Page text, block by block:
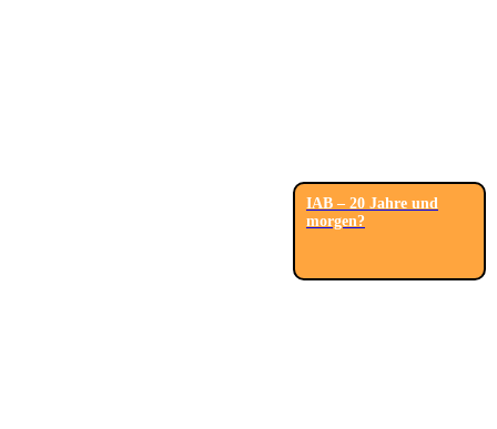
IAB – 20 Jahre und
morgen?